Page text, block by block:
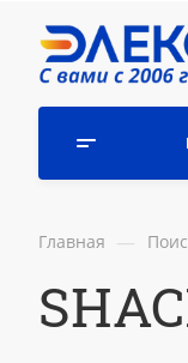
Главная —